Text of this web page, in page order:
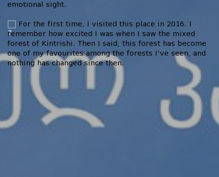
emotional sight.
For the first time, I visited this place in 2016. I
remember how excited I was when I saw the mixed
forest of Kintrishi. Then I said, this forest has become
one of my favourites among the forests I've seen, and
nothing has changed since then.